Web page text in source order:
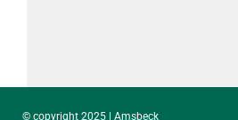
© copyright 2025 | Amsbeck